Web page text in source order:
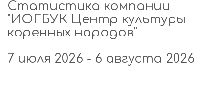
Статистика компании
"ИОГБУК Центр культуры
коренных народов"
7 июля 2026 - 6 августа 2026